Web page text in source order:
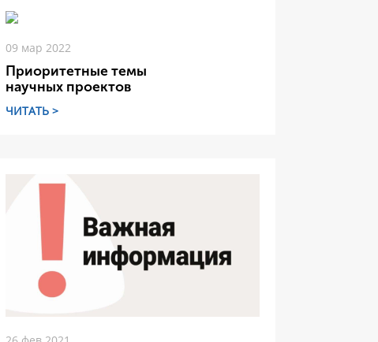
09 мар 2022
Приоритетные темы
научных проектов
ЧИТАТЬ >